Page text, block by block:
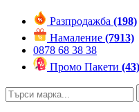
Разпродажба (198)
Намаление (7913)
0878 68 38 38
Промо Пакети (43)